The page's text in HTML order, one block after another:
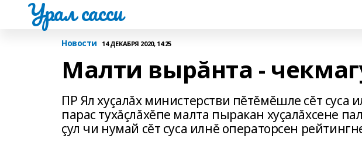
Урал сасси
Новости 14 ДЕКАБРЯ 2020, 14:25
Малти вырăнта -
ПР Ял хуçалăх министерстви пĕтĕмĕшле сĕт суса
парас тухăçлăхĕпе малта пыракан хуçалăхсене
çул чи нумай сĕт суса илнĕ операторсен